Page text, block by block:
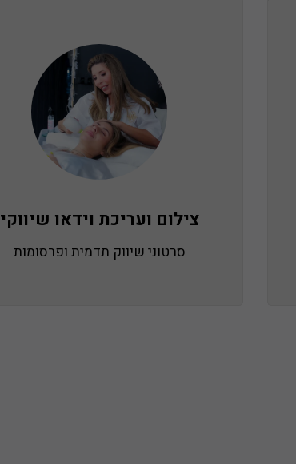
צילום ועריכת וידאו שיווקי
סרטוני שיווק תדמית ופרסומות